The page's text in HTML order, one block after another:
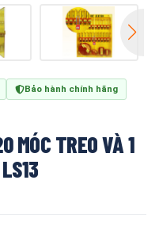
Bảo hành chính hãng
MÓC TREO VÀ 1